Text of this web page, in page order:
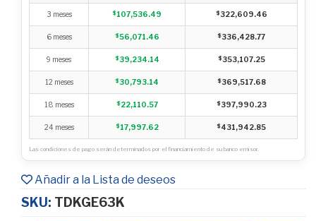
3 meses $107,536.49 $322,609.46
6 meses $56,071.46 $336,428.77
9 meses $39,234.14 $353,107.25
12 meses $30,793.14 $369,517.68
18 meses $22,110.57 $397,990.23
24 meses $17,997.62 $431,942.85
Las condiciones de pago serán determinados por el financiamiento de su banco emisor.
Añadir a la Lista de deseos
SKU: TDKGE63K